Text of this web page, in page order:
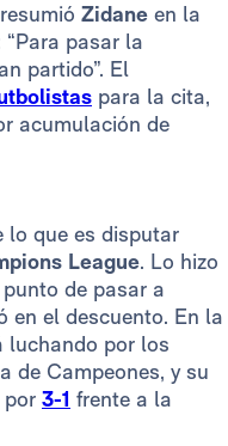
Zidane en la
pasar la
partido”. El
para la cita,
acumulación de
lo que es disputar
League. Lo hizo
de pasar a
en el descuento. En la
luchando por los
de Campeones, y su
por 3-1 frente a la